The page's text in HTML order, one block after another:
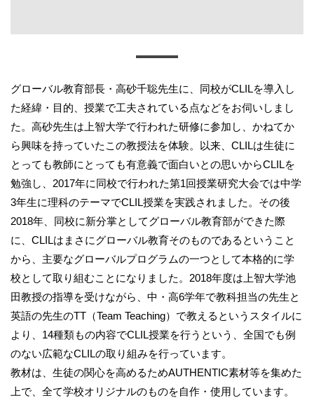
グローバル教育部長・高砂千聡先生に、同校がCLILを導入し
た経緯・目的、授業で工夫されている点などをお伺いしまし
た。高砂先生は上智大学で行われた研修に参加し、かねてか
ら興味を持っていたこの教授法を体験。以来、CLILは生徒に
とっても教師にとっても有意義で面白いとの思いからCLILを
勉強し、2017年に同校で行われた第1回授業研究大会では中学
3年生に理科のテーマでCLIL授業を実践されました。その後
2018年、同校に新分掌としてグローバル教育部ができた際
に、CLILはまさにグローバル教育そのものであるということ
から、主要なグローバルプログラムの一つとして本格的に学
校として取り組むことになりました。2018年度は上智大学池
田教授の指導を受けながら、中・高6学年で教科担当の先生と
英語の先生のTT（Team Teaching）で教えるというスタイルに
より、14種類もの内容でCLIL授業を行うという、全国でも例
のない広範なCLILの取り組みを行っています。
教材は、生徒の関心を高めるためAUTHENTIC素材等を集めた
上で、全て学校オリジナルのものを自作・使用しています。